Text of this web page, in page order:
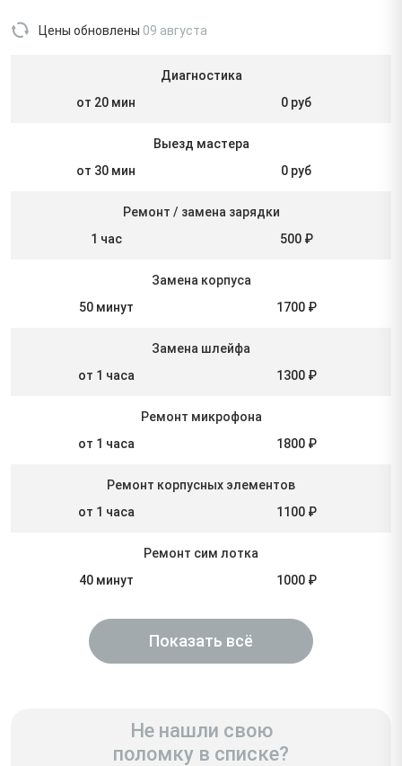
Цены обновлены 09 августа
Диагностика
от 20 мин
0 руб
Выезд мастера
от 30 мин
0 руб
Ремонт / замена зарядки
1 час
500 ₽
Замена корпуса
50 минут
1700 ₽
Замена шлейфа
от 1 часа
1300 ₽
Ремонт микрофона
от 1 часа
1800 ₽
Ремонт корпусных элементов
от 1 часа
1100 ₽
Ремонт сим лотка
40 минут
1000 ₽
Показать всё
Не нашли свою
поломку в списке?